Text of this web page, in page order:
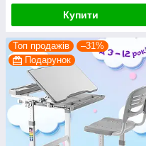
Купити
Топ продажів
–31%
Подарунок